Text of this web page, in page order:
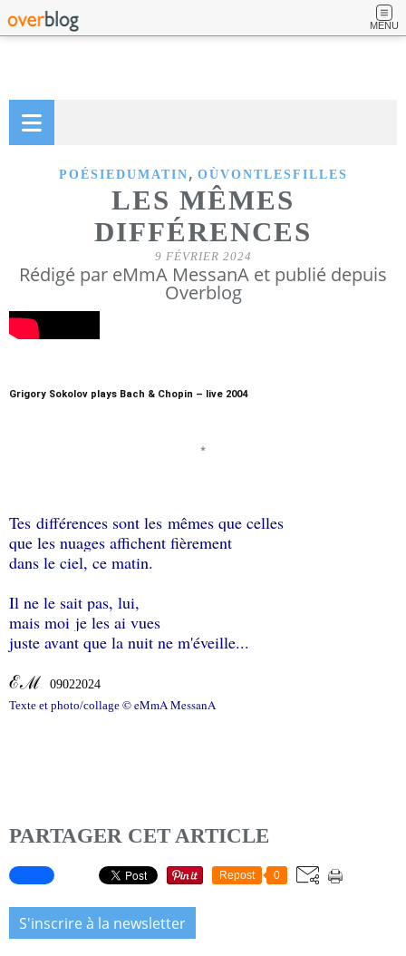
MENU
POÉSIEDUMATIN , OÙVONTLESFILLES
LES MÊMES
DIFFÉRENCES
9 FÉVRIER 2024
Rédigé par eMmA MessanA et publié depuis
Overblog
Grigory Sokolov plays Bach & Chopin – live 2004
*
Tes différences sont les mêmes que celles
que les nuages affichent fièrement
dans le ciel, ce matin.
Il ne le sait pas, lui,
mais moi je les ai vues
juste avant que la nuit ne m'éveille...
ℰℳ
09022024
Texte et photo/collage © eMmA MessanA
PARTAGER CET ARTICLE
Repost 0
S'inscrire à la newsletter